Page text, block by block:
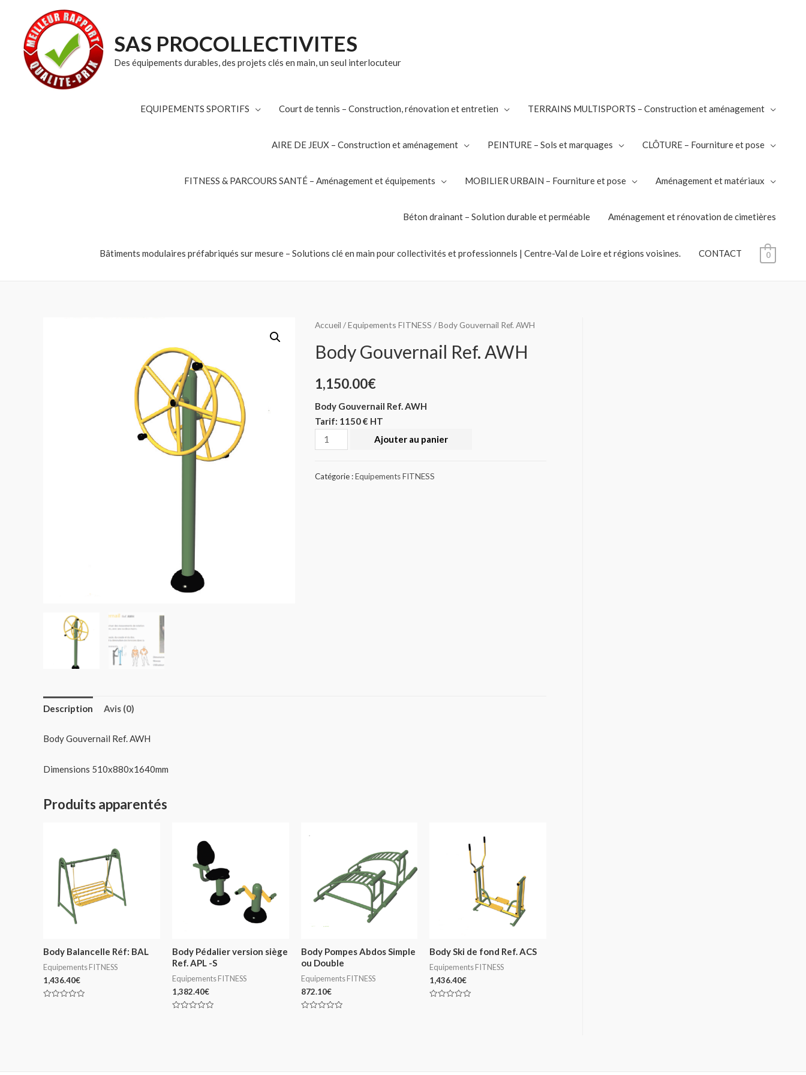
SAS PROCOLLECTIVITES
Des équipements durables, des projets clés en main, un seul interlocuteur
EQUIPEMENTS SPORTIFS Court de tennis – Construction, rénovation et entretien TERRAINS MULTISPORTS – Construction et aménagement
AIRE DE JEUX – Construction et aménagement PEINTURE – Sols et marquages CLÔTURE – Fourniture et pose
FITNESS & PARCOURS SANTÉ – Aménagement et équipements MOBILIER URBAIN – Fourniture et pose Aménagement et matériaux
Béton drainant – Solution durable et perméable Aménagement et rénovation de cimetières
Bâtiments modulaires préfabriqués sur mesure – Solutions clé en main pour collectivités et professionnels | Centre-Val de Loire et régions voisines. CONTACT 0
Accueil /Equipements FITNESS / Body Gouvernail Ref. AWH
Body Gouvernail Ref. AWH
1,150.00€
Body Gouvernail Ref. AWH
Tarif: 1150 € HT
Quantité
Ajouter au panier
Catégorie :Equipements FITNESS
Description Avis (0)
Body Gouvernail Ref. AWH
Dimensions 510x880x1640mm
Produits apparentés
Body Balancelle Réf: BAL
Equipements FITNESS
1,436.40€
Body Pédalier version siège
Ref. APL -S
Equipements FITNESS
1,382.40€
Body Pompes Abdos Simple
ou Double
Equipements FITNESS
872.10€
Body Ski de fond Ref. ACS
Equipements FITNESS
1,436.40€